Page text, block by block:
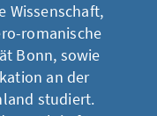
Wissenschaft,
romanische
Bonn, sowie
an der
studiert.